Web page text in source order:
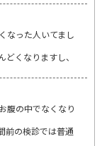
なった人いてまし
くなりますし、
腹の中でなくなり
前の検診では普通